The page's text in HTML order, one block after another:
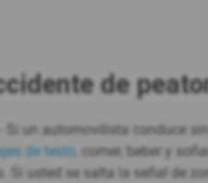
de
- Si un automovilista conduce
de texto,
comer, beber y
Si usted se salta la señal de